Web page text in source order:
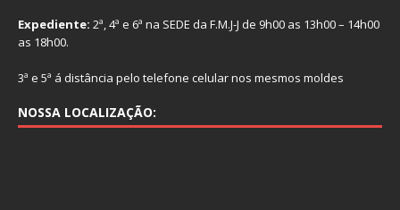
Expediente: 2ª, 4ª e 6ª na SEDE da F.M.J-J de 9h00 as 13h00 – 14h00
as 18h00.
3ª e 5ª á distância pelo telefone celular nos mesmos moldes
NOSSA LOCALIZAÇÃO: